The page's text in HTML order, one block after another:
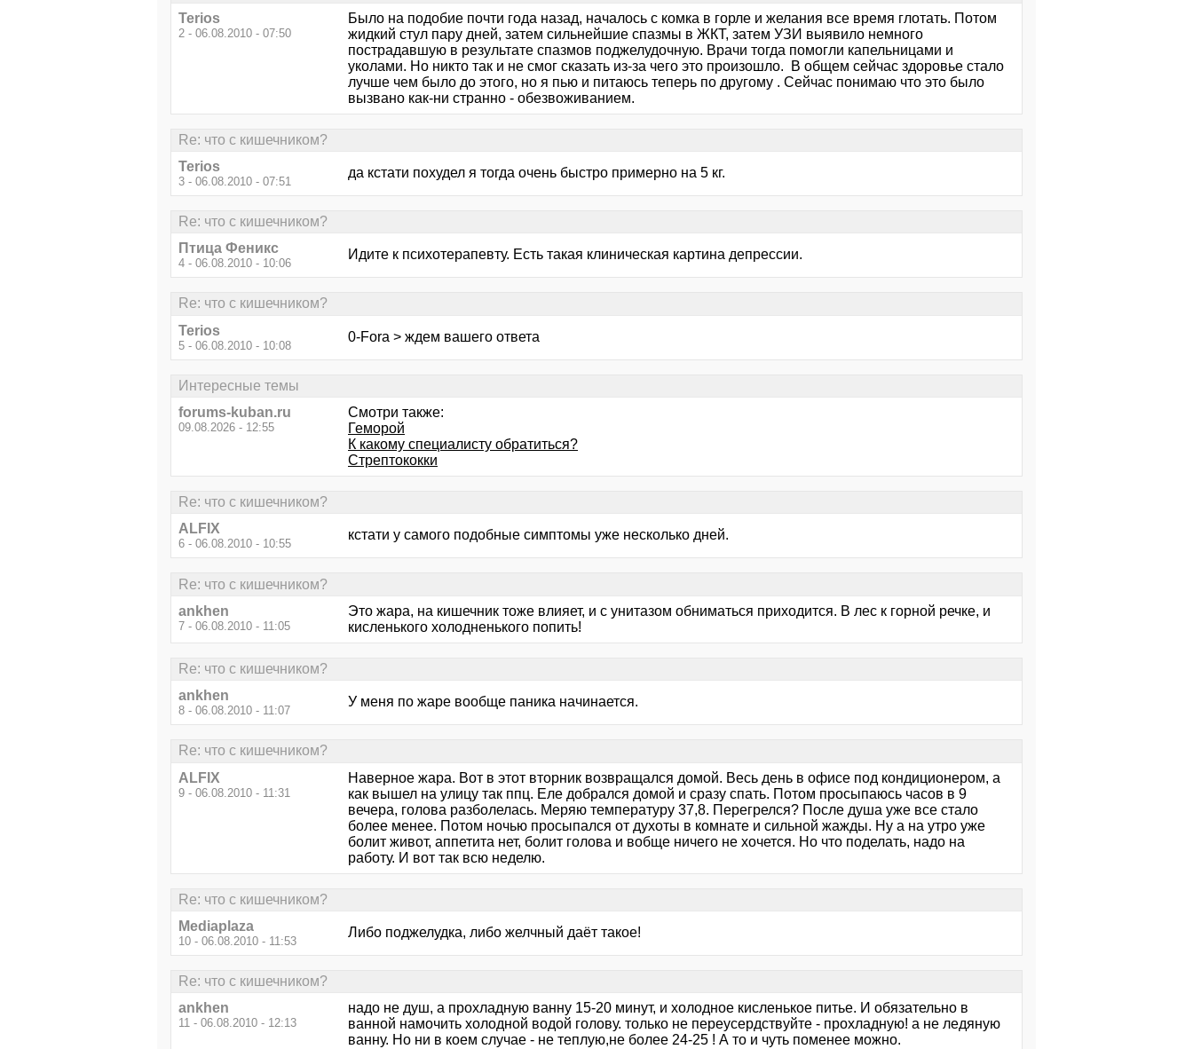
Terios
2 - 06.08.2010 - 07:50
Было на подобие почти года назад, началось с комка в горле и желания все время глотать. Потом
жидкий стул пару дней, затем сильнейшие спазмы в ЖКТ, затем УЗИ выявило немного
пострадавшую в результате спазмов поджелудочную. Врачи тогда помогли капельницами и
уколами. Но никто так и не смог сказать из-за чего это произошло. В общем сейчас здоровье стало
лучше чем было до этого, но я пью и питаюсь теперь по другому . Сейчас понимаю что это было
вызвано как-ни странно - обезвоживанием.
Re: что с кишечником?
Terios
3 - 06.08.2010 - 07:51
да кстати похудел я тогда очень быстро примерно на 5 кг.
Re: что с кишечником?
Птица Феникс
4 - 06.08.2010 - 10:06
Идите к психотерапевту. Есть такая клиническая картина депрессии.
Re: что с кишечником?
Terios
5 - 06.08.2010 - 10:08
0-Fora > ждем вашего ответа
Интересные темы
forums-kuban.ru
09.08.2026 - 12:55
Смотри также:
Геморой
К какому специалисту обратиться?
Стрептококки
Re: что с кишечником?
ALFIX
6 - 06.08.2010 - 10:55
кстати у самого подобные симптомы уже несколько дней.
Re: что с кишечником?
ankhen
7 - 06.08.2010 - 11:05
Это жара, на кишечник тоже влияет, и с унитазом обниматься приходится. В лес к горной речке, и
кисленького холодненького попить!
Re: что с кишечником?
ankhen
8 - 06.08.2010 - 11:07
У меня по жаре вообще паника начинается.
Re: что с кишечником?
ALFIX
9 - 06.08.2010 - 11:31
Наверное жара. Вот в этот вторник возвращался домой. Весь день в офисе под кондиционером, а
как вышел на улицу так ппц. Еле добрался домой и сразу спать. Потом просыпаюсь часов в 9
вечера, голова разболелась. Меряю температуру 37,8. Перегрелся? После душа уже все стало
более менее. Потом ночью просыпался от духоты в комнате и сильной жажды. Ну а на утро уже
болит живот, аппетита нет, болит голова и вобще ничего не хочется. Но что поделать, надо на
работу. И вот так всю неделю.
Re: что с кишечником?
Mediaplaza
10 - 06.08.2010 - 11:53
Либо поджелудка, либо желчный даёт такое!
Re: что с кишечником?
ankhen
11 - 06.08.2010 - 12:13
надо не душ, а прохладную ванну 15-20 минут, и холодное кисленькое питье. И обязательно в
ванной намочить холодной водой голову. только не переусердствуйте - прохладную! а не ледяную
ванну. Но ни в коем случае - не теплую,не более 24-25 ! А то и чуть поменее можно.